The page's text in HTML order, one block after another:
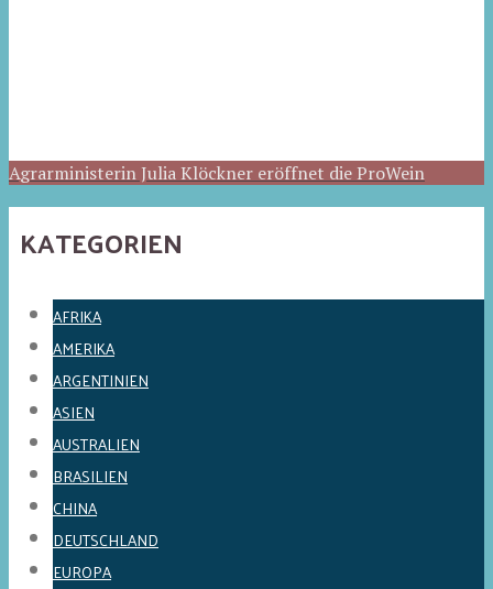
Agrarministerin Julia Klöckner eröffnet die ProWein
KATEGORIEN
AFRIKA
AMERIKA
ARGENTINIEN
ASIEN
AUSTRALIEN
BRASILIEN
CHINA
DEUTSCHLAND
EUROPA